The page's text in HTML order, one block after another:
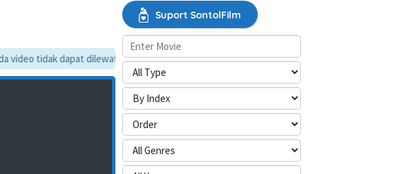
video tidak dapat dilewati, silakan aktifkan mode situs desktop.
Suport SontolFilm